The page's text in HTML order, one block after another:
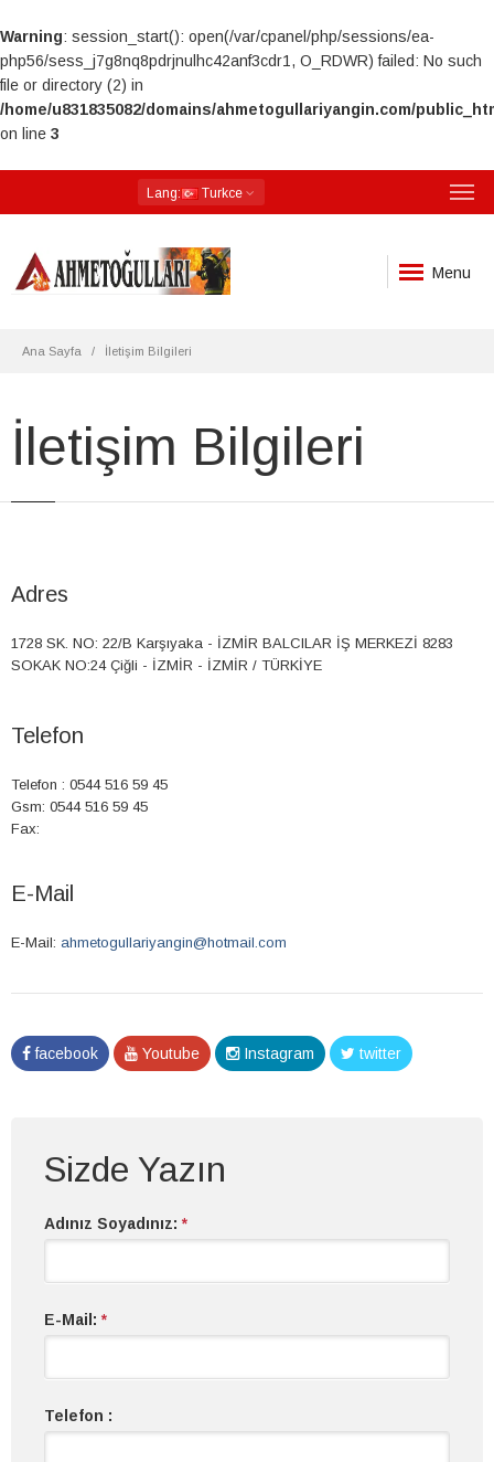
Warning: session_start(): open(/var/cpanel/php/sessions/ea-
php56/sess_j7g8nq8pdrjnulhc42anf3cdr1, O_RDWR) failed: No such
file or directory (2) in
/home/u831835082/domains/ahmetogullariyangin.com/
on line 3
Lang: Turkce
Menu
Ana Sayfa İletişim Bilgileri
İletişim Bilgileri
Adres
1728 SK. NO: 22/B Karşıyaka - İZMİR BALCILAR İŞ MERKEZİ 8283
SOKAK NO:24 Çiğli - İZMİR - İZMİR / TÜRKİYE
Telefon
Telefon : 0544 516 59 45
Gsm: 0544 516 59 45
Fax:
E-Mail
E-Mail: ahmetogullariyangin@hotmail.com
facebook Youtube Instagram twitter
Sizde Yazın
Adınız Soyadınız: *
E-Mail: *
Telefon :